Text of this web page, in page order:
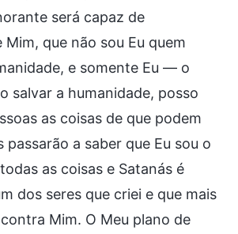
será capaz de
que não sou Eu quem
e somente Eu — o
salvar a humanidade, posso
as coisas de que podem
passarão a saber que Eu sou o
as coisas e Satanás é
dos seres que criei e que mais
Mim. O Meu plano de